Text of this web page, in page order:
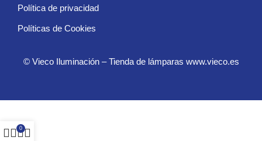
Política de privacidad
Políticas de Cookies
© Vieco Iluminación – Tienda de lámparas www.vieco.es
0